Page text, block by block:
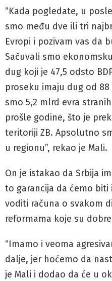
“Kada pogledate, u
smo među dve ili tri
Evropi i pozivam vas da
Sačuvali smo
dug koji je 47,5 odsto
proseku imaju dug od
smo 5,2 mlrd evra
prošle godine, što je
teritoriji ZB. Apsolutno
u regionu”, rekao je Mali.
On je istakao da Srbija
to garancija da ćemo
voditi računa o svakom
reformama koje su
“Imamo i veoma
dalje, jer hoćemo da
je Mali i dodao da će u